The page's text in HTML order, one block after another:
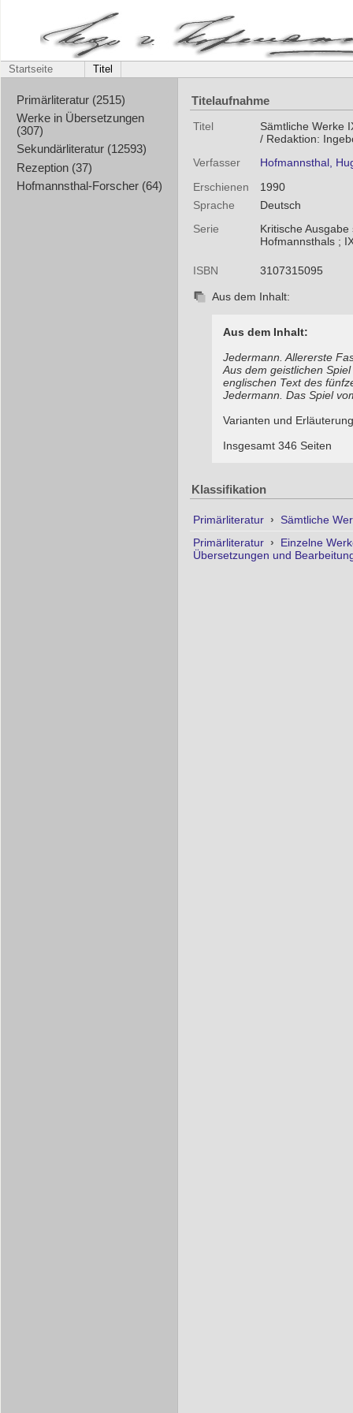
Startseite Titel
Primärliteratur (2515)
Werke in Übersetzungen
(307)
Sekundärliteratur (12593)
Rezeption (37)
Hofmannsthal-Forscher (64)
Titelaufnahme
Titel
Sämtliche Werke
/ Redaktion:
Verfasser
Hofmannsthal,
Erschienen
1990
Sprache
Deutsch
Serie
Kritische
Hofmannsthals ;
ISBN 3107315095
Aus dem Inhalt:
Aus dem Inhalt:
Jedermann. Allererste
Aus dem geistlichen
englischen Text des
Jedermann. Das Spiel
Varianten und
Insgesamt 346 Seiten
Klassifikation
Primärliteratur ›
Sämtliche
Primärliteratur ›
Einzelne
Übersetzungen und